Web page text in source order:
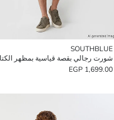
SOUTHBLUE
شورت رجالي بقصة قياسية بمظهر
1,699.00 EGP